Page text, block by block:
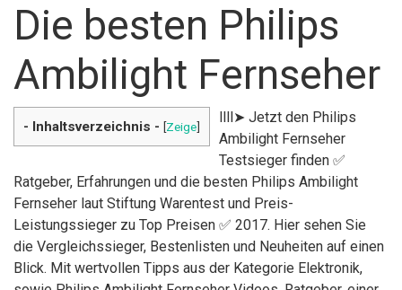
Die besten Philips
Ambilight Fernseher
- Inhaltsverzeichnis - [Zeige]
llll➤ Jetzt den Philips
Ambilight Fernseher
Testsieger finden ✅
Ratgeber, Erfahrungen und die besten Philips Ambilight
Fernseher laut Stiftung Warentest und Preis-
Leistungssieger zu Top Preisen ✅ 2017. Hier sehen Sie
die Vergleichssieger, Bestenlisten und Neuheiten auf einen
Blick. Mit wertvollen Tipps aus der Kategorie Elektronik,